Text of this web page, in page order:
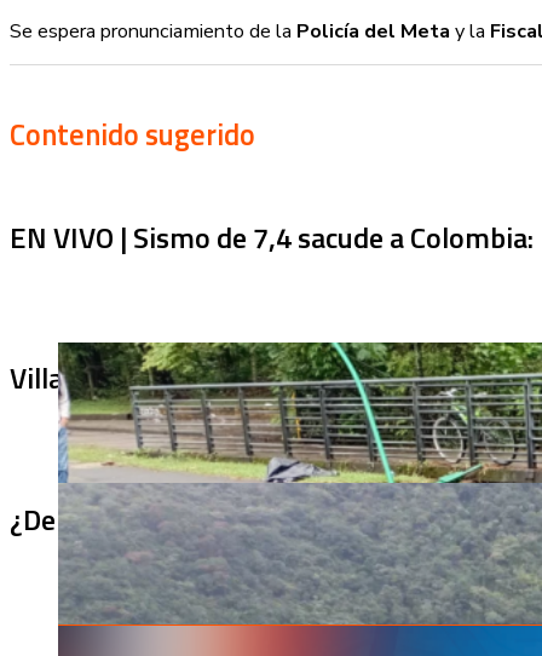
Se espera pronunciamiento de la Policía del Meta y la
Contenido sugerido
EN VIVO | Sismo de 7,4 sacude a
Villa Julia no puede tapar el problema:
¿De qué sirve un puente terminado si no